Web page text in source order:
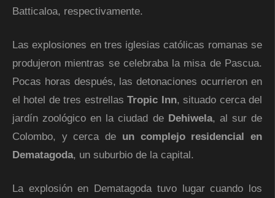
Batticaloa, respectivamente.
Las explosiones en tres iglesias católicas romanas se
produjeron mientras se celebraba la misa de Pascua.
Pocas horas después, las detonaciones ocurrieron en
el hotel de tres estrellasTropic Inn, situado cerca del
jardín zoológico en la ciudad de Dehiwela, al sur de
Colombo, y cerca de un complejo residencial en
Dematagoda, un suburbio de la capital.
La explosión en Dematagoda tuvo lugar cuando los